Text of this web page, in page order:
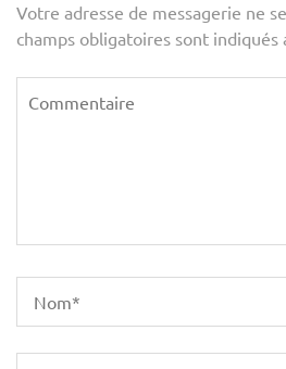
Votre adresse de messagerie ne
champs obligatoires sont indiqués